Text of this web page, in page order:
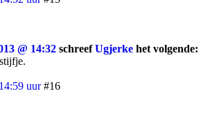
@ 14:32 schreefUgjerke het volgende:
uur #16